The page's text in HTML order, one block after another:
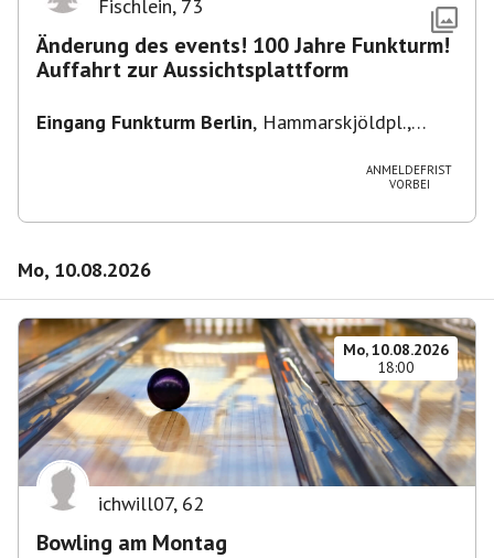
Fischlein, 73
Änderung des events! 100 Jahre Funkturm!
Auffahrt zur Aussichtsplattform
Eingang Funkturm Berlin, Hammarskjöldpl.,
ANMELDEFRIST
VORBEI
Mo, 10.08.2026
Mo, 10.08.2026
18:00
ichwill07, 62
Bowling am Montag